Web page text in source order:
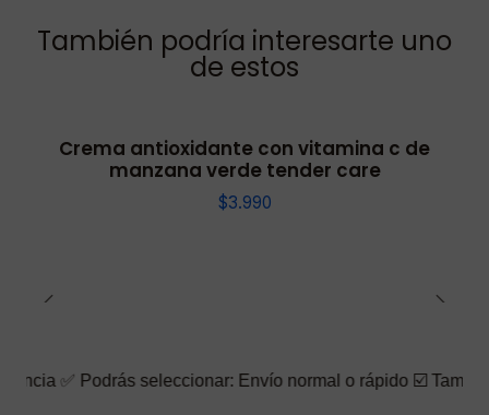
También podría interesarte uno
de estos
Crema antioxidante con vitamina c de
manzana verde tender care
$3.990
seleccionar: Envío normal o rápido ☑️ También